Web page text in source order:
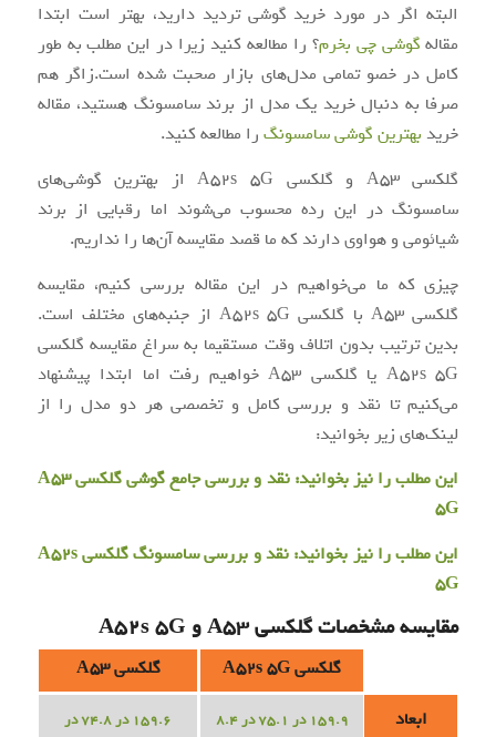
البته اگر در مورد خرید گوشی تردید دارید، بهتر است ابتدا
مقاله گوشی چی بخرم؟ را مطالعه کنید زیرا در این مطلب به طور
کامل در خصو تمامی مدل‌های بازار صحبت شده است.زاگر هم
صرفا به دنبال خرید یک مدل از برند سامسونگ هستید، مقاله
خرید بهترین گوشی سامسونگرا مطالعه کنید.
گلکسی A53 و گلکسی A52s 5G از بهترین گوشی‌های
سامسونگ در این رده محسوب می‌شوند اما رقبایی از برند
شیائومی و هواوی دارند که ما قصد مقایسه آن‌ها را نداریم.
چیزی که ما می‌خواهیم در این مقاله بررسی کنیم، مقایسه
گلکسی A53 با گلکسی A52s 5G از جنبه‌های مختلف است.
بدین ترتیب بدون اتلاف وقت مستقیما به سراغ مقایسه گلکسی
A52s 5G یا گلکسی A53 خواهیم رفت اما ابتدا پیشنهاد
می‌کنیم تا نقد و بررسی کامل و تخصصی هر دو مدل را از
لینک‌های زیر بخوانید:
این مطلب را نیز بخوانید:
نقد و بررسی جامع گوشی گلکسی A53
5G
این مطلب را نیز بخوانید:
نقد و بررسی سامسونگ گلکسی A52s
5G
مقایسه مشخصات گلکسی A53 و A52s 5G
گلکسی A52s 5G
گلکسی A53
ابعاد
159.9 در 75.1 در 8.4
159.6 در 74.8 در